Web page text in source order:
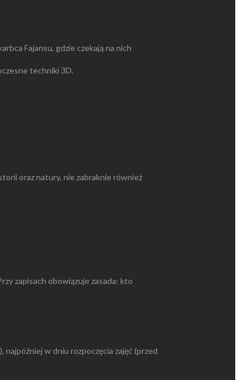
Fajansu, gdzie czekają na nich
techniki 3D.
oraz natury, nie zabraknie również
zapisach obowiązuje zasada: kto
w dniu rozpoczęcia zajęć (przed